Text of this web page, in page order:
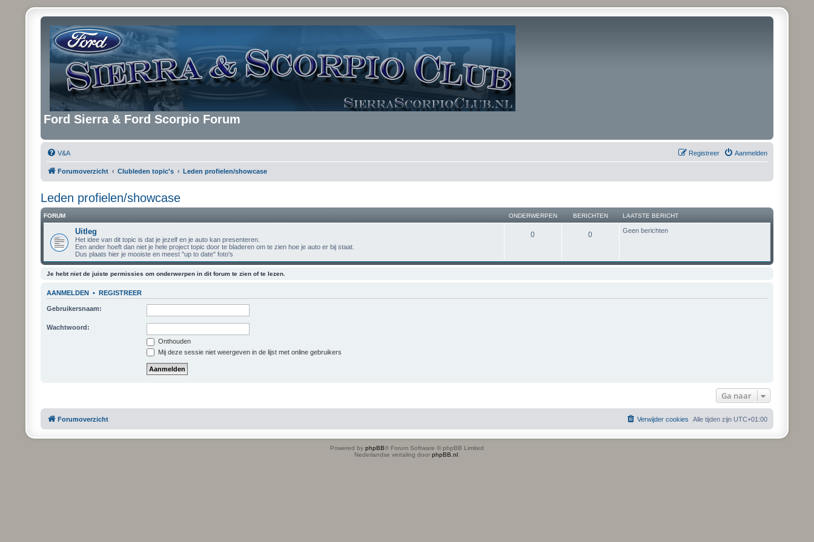
Ford Sierra & Ford Scorpio Forum
V&A Aanmelden
Registreer
Forumoverzicht Clubleden topic's Leden profielen/showcase
Leden profielen/showcase
FORUM ONDERWERPEN BERICHTEN LAATSTE BERICHT
Uitleg
Het idee van dit topic is dat je jezelf en je auto kan presenteren.
Een ander hoeft dan niet je hele project topic door te bladeren om te zien hoe je auto er bij staat.
Dus plaats hier je mooiste en meest "up to date" foto's
0 0 Geen berichten
Je hebt niet de juiste permissies om onderwerpen in dit forum te zien of te lezen.
AANMELDEN •REGISTREER
Gebruikersnaam:
Wachtwoord:
Onthouden
Mij deze sessie niet weergeven in de lijst met online gebruikers
Ga naar
Forumoverzicht Alle tijden zijn UTC+01:00
Verwijder cookies
Powered by phpBB® Forum Software © phpBB Limited
Nederlandse vertaling door phpBB.nl.